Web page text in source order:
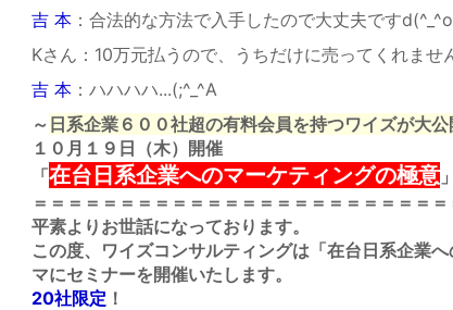
吉 本 ：合法的な方法で入手したので大丈夫ですd(^_^o
Kさん：10万元払うので、うちだけに売ってくれませ
吉 本 ：ハハハハ...(;^_^A
～ 日系企業６００社超の有料会員を持つワイズが大公
１０月１９日（木）開催
「在台日系企業へのマーケティングの極意 」
＝＝＝＝＝＝＝＝＝＝＝＝＝＝＝＝＝＝＝＝＝＝＝＝
平素よりお世話になっております。
この度、ワイズコンサルティングは「在台日系企業
マにセミナーを開催いたします。
20社限定 ！